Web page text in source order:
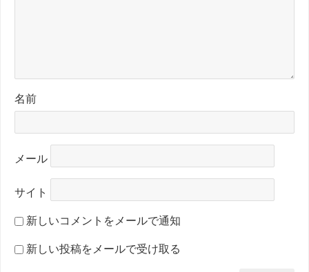
名前
メール
サイト
新しいコメントをメールで通知
新しい投稿をメールで受け取る